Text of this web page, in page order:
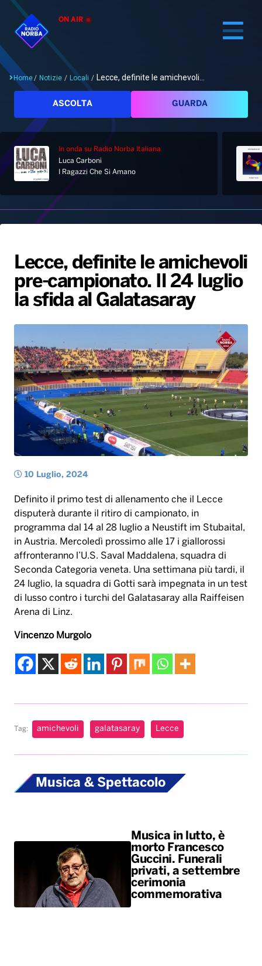
ON AIR
Cerca
Home
Palinsesto
Hit Dance
Giochi&Concorsi
PALATOUR
Notizie
Locali
Musica e Spettacolo
Sport
Leggerissime
Playlist
Generale
Novità
Notiziario
Interviste
Speciale Astrabilia 2026
Gallery
Radio Norba News TV
Voce al Bari
Gallery
Home/ Notizie / Locali / Lecce, definite le amichevoli...
ASCOLTA GUARDA
In onda su Radio Norba Italiana
Luca Carboni
I Ragazzi Che Si Amano
Lecce, definite le amichevoli
pre-campionato. Il 24 luglio
la sfida al Galatasaray
10 Luglio, 2024
Definito il primo test di allenamento che il Lecce
disputerà durante il ritiro di campionato, in
programma dal 14 al 28 luglio a Neustift im Stubaital,
in Austria. Mercoledì prossimo alle 17 i giallorossi
affronteranno l’U.S. Saval Maddalena, squadra di
Seconda Categoria veneta. Una settimana più tardi, il
24 luglio, la squadra di Gotti sarà impegnata in un test
di lusso contro i turchi del Galatasaray alla Raiffeisen
Arena di Linz.
Vincenzo Murgolo
Tag: amichevoli galatasaray Lecce
Musica & Spettacolo
Musica in lutto, è
morto Francesco
Guccini. Funerali
privati, a settembre
cerimonia
commemorativa